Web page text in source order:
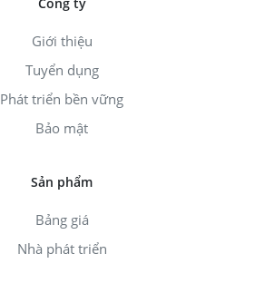
Giới thiệu
Tuyển dụng
Phát triển bền vững
Bảo mật
Sản phẩm
Bảng giá
Nhà phát triển